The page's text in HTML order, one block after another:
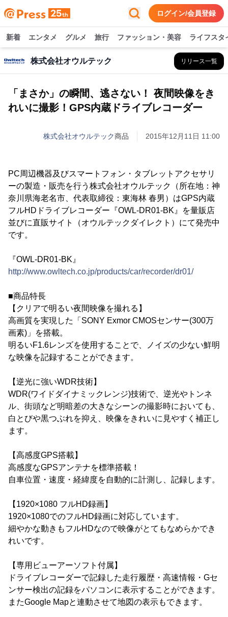
ログイン/会員登録
新着 エンタメ グルメ 旅行 ファッション・美容 ライフスタ
株式会社オウルテック リリース一覧
「まさか」の瞬間、逃さない！ 夜間映像をき
れいに撮影！GPS内蔵ドライブレコーダー
株式会社オウルテック商品 2015年12月11日 11:00
PC周辺機器及びスマートフォン・タブレットアクセサリ
ーの製造・販売を行う株式会社オウルテック（所在地：神
奈川県海老名市、代表取締役：東海林 春男）はGPS内蔵
フルHDドライブレコーダー『OWL-DR01-BK』を量販店
並びに直販サイト（オウルテックダイレクト）にて発売中
です。
『OWL-DR01-BK』
http://www.owltech.co.jp/products/car/recorder/dr01/
■商品特長
【クリアで明るい夜間映像を撮れる】
高画質を実現した「SONY Exmor CMOSセンサー(300万
画素)」を搭載。
明るいF1.6レンズを使用することで、ノイズの少ない鮮明
な映像を記録することができます。
【逆光に強いWDR技術】
WDR(ワイドダイナミックレンジ)技術で、逆光やトンネ
ル、街頭など明暗差の大きなシーンの撮影時においても、
白とびや黒つぶれを抑え、映像をきれいに見やすく補正し
ます。
【高感度GPS搭載】
高感度なGPSアンテナを標準搭載！
自車位置・速度・経緯度を自動的に計測し、記録します。
【1920×1080 フルHD録画】
1920×1080でのフルHD録画に対応しています。
細やかな動きもフルHDなので映像がとてもなめらかでき
れいです。
【専用ビューアーソフト付属】
ドライブレコーダーで記録した走行履歴・高速情報・Gセ
ンサー検出の記録をパソコンに表示することができます。
またGoogle Mapと連動させて地図の表示もできます。